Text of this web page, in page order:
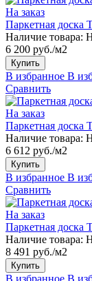
На заказ
Паркетная
Наличие товара:
6 200 руб./м2
Купить
В избранное В
Сравнить
На заказ
Паркетная доска
Наличие товара:
6 612 руб./м2
Купить
В избранное В
Сравнить
На заказ
Паркетная доска
Наличие товара:
8 491 руб./м2
Купить
В избранное В